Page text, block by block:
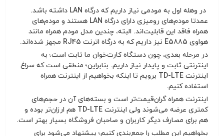
در وهله اول به مودمی نیاز داریم که درگاه LAN داشته باشد.
عمدتا مودم‌های رومیزی دارای درگاه LAN هستند و مودم‌های
همراه فاقد این قابلیت‌اند. البته، چندین مدل مودم همراه مانند
هواوی E5885 نیز داریم که به درگاه اترنت RJ45 مجهز شده‌اند.
در مرحله بعدی، چون دستگاه کارت‌خوان ما ثابت است؛ به
اینترنتی ثابت و پایدار نیاز داریم. بنابراین؛ منطقی است که سراغ
اینترنت TD-LTE برویم تا اینکه بخواهیم از اینترنت همراه
استفاده کنیم.
اینترنت همراه گران‌قیمت‌تر است و بسته‌های آن در حجم‌های
کمتری عرضه می‌شوند ولی اینترنت TD-LTE هم ارزان‌تر بوده و
هم برای مصارف دیگر کاربران و صاحبان فروشگاه بسیار بهتر است.
بخواهیم این مطلب را جمع‌بندی کنیم؛ پیشنهاد می‌شود برای